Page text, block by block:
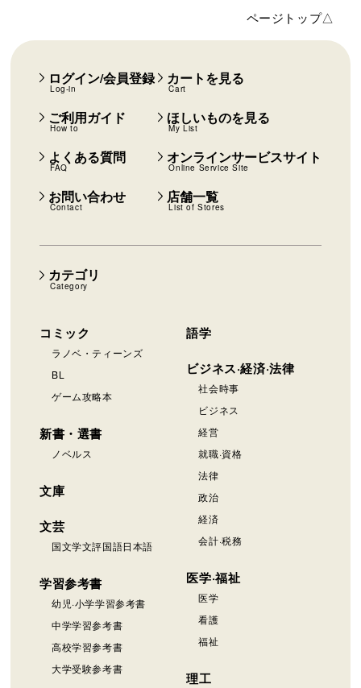
ページトップ△
カテゴリ
Category
コミック
ラノベ・ティーンズ
BL
ゲーム攻略本
新書・選書
ノベルス
文庫
文芸
国文学文評国語日本語
学習参考書
幼児·小学学習参考書
中学学習参考書
高校学習参考書
大学受験参考書
語学
ビジネス·経済·法律
社会時事
ビジネス
経営
就職·資格
法律
政治
経済
会計·税務
医学·福祉
医学
看護
福祉
理工
ログイン/会員登録
Log-in
カートを見る
Cart
ご利用ガイド
How to
ほしいものを見る
My List
よくある質問
FAQ
オンラインサービスサイト
Online Service Site
お問い合わせ
Contact
店舗一覧
List of Stores